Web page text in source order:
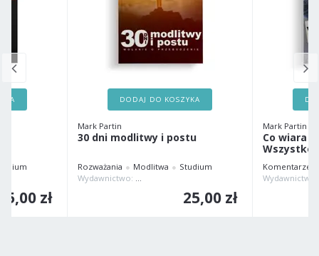
zł
DODAJ DO KOSZYKA
Mark Partin
30 dni modlitwy i postu
Rozważania Modlitwa
Studium
25,00 zł
Mark Partin
Co wiara
Wszystko!
Komentarze